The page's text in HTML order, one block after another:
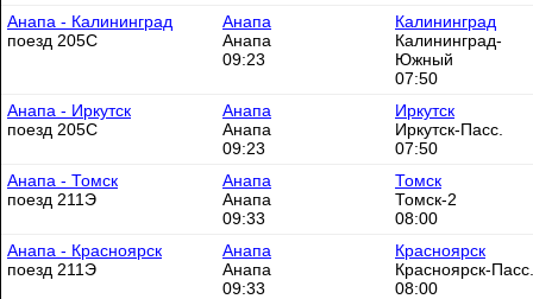
Анапа - Калининград
поезд 205С
Анапа
Анапа
09:23
Калининград
Калининград-
Южный
07:50
Анапа - Иркутск
поезд 205С
Анапа
Анапа
09:23
Иркутск
Иркутск-Пасс.
07:50
Анапа - Томск
поезд 211Э
Анапа
Анапа
09:33
Томск
Томск-2
08:00
Анапа - Красноярск
поезд 211Э
Анапа
Анапа
09:33
Красноярск
Красноярск-Пасс.
08:00